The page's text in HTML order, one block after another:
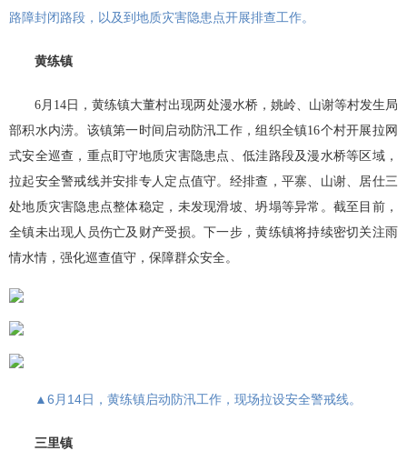
路障封闭路段，以及到地质灾害隐患点开展排查工作。
黄练镇
6月14日，黄练镇大董村出现两处漫水桥，姚岭、山谢等村发生局
部积水内涝。该镇第一时间启动防汛工作，组织全镇16个村开展拉网
式安全巡查，重点盯守地质灾害隐患点、低洼路段及漫水桥等区域，
拉起安全警戒线并安排专人定点值守。经排查，平寨、山谢、居仕三
处地质灾害隐患点整体稳定，未发现滑坡、坍塌等异常。截至目前，
全镇未出现人员伤亡及财产受损。下一步，黄练镇将持续密切关注雨
情水情，强化巡查值守，保障群众安全。
▲6月14日，黄练镇启动防汛工作，现场拉设安全警戒线。
三里镇